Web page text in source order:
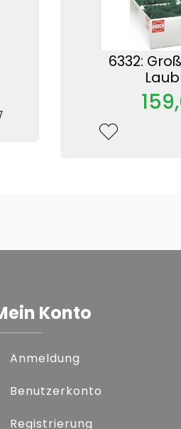
6332:
Konto
Anmeldung
Benutzerkonto
Registrierung